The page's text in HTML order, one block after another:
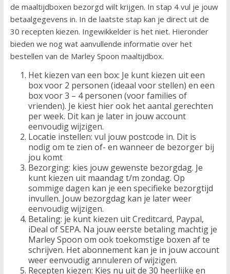
de maaltijdboxen bezorgd wilt krijgen. In stap 4 vul je jouw
betaalgegevens in. In de laatste stap kan je direct uit de
30 recepten kiezen. Ingewikkelder is het niet. Hieronder
bieden we nog wat aanvullende informatie over het
bestellen van de Marley Spoon maaltijdbox.
Het kiezen van een box: Je kunt kiezen uit een
box voor 2 personen (ideaal voor stellen) en een
box voor 3 – 4 personen (voor families of
vrienden). Je kiest hier ook het aantal gerechten
per week. Dit kan je later in jouw account
eenvoudig wijzigen.
Locatie instellen: vul jouw postcode in. Dit is
nodig om te zien of- en wanneer de bezorger bij
jou komt
Bezorging: kies jouw gewenste bezorgdag. Je
kunt kiezen uit maandag t/m zondag. Op
sommige dagen kan je een specifieke bezorgtijd
invullen. Jouw bezorgdag kan je later weer
eenvoudig wijzigen.
Betaling: je kunt kiezen uit Creditcard, Paypal,
iDeal of SEPA. Na jouw eerste betaling machtig je
Marley Spoon om ook toekomstige boxen af te
schrijven. Het abonnement kan je in jouw account
weer eenvoudig annuleren of wijzigen.
Recepten kiezen: Kies nu uit de 30 heerlijke en